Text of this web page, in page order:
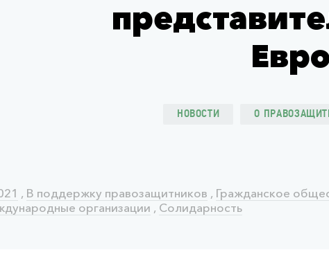
НОВОСТИ О
, В поддержку правозащитников , Гражданское
организации , Солидарность